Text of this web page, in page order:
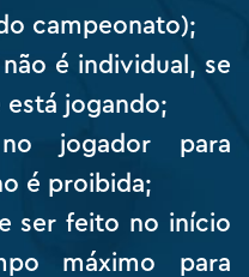
campeonato);
é individual, se
está jogando;
jogador para
é proibida;
ser feito no início
máximo para